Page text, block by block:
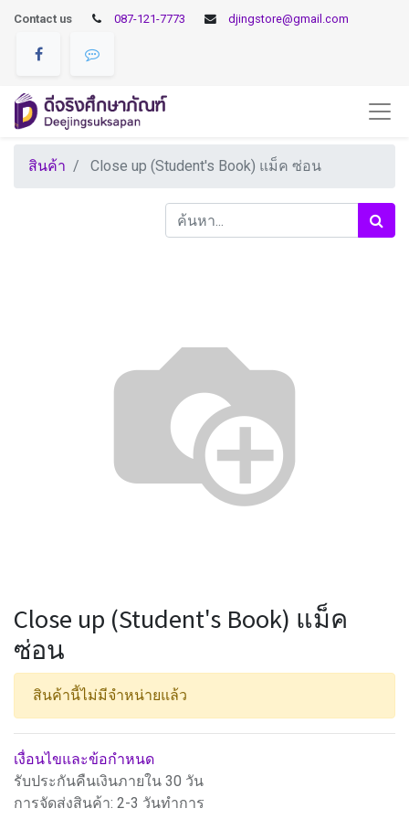
Contact us 087-121-7773 djingstore@gmail.com
สินค้า Close up (Student's Book) แม็ค ซ่อน
Close up (Student's Book) แม็ค
ซ่อน
สินค้านี้ไม่มีจำหน่ายแล้ว
เงื่อนไขและข้อกำหนด
รับประกันคืนเงินภายใน 30 วัน
การจัดส่งสินค้า: 2-3 วันทำการ